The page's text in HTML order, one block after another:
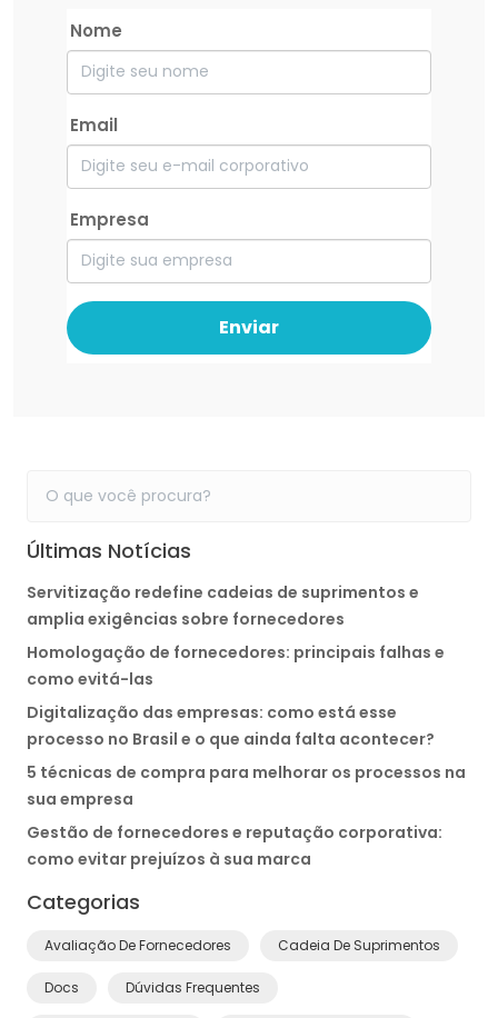
Nome
Email
Empresa
Enviar
Últimas Notícias
Servitização redefine cadeias de suprimentos e
amplia exigências sobre fornecedores
Homologação de fornecedores: principais falhas e
como evitá-las
Digitalização das empresas: como está esse
processo no Brasil e o que ainda falta acontecer?
5 técnicas de compra para melhorar os processos na
sua empresa
Gestão de fornecedores e reputação corporativa:
como evitar prejuízos à sua marca
Categorias
Avaliação De Fornecedores Cadeia De Suprimentos
Docs Dúvidas Frequentes